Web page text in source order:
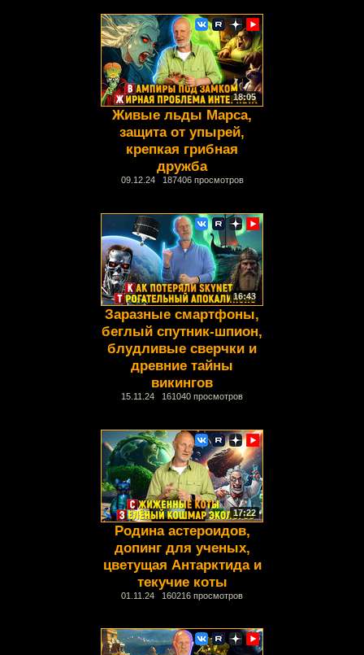
18:05
Живые льды Марса,
защита от упырей,
крепкая грибная
дружба
09.12.24 187406 просмотров
16:43
Заразные смартфоны,
беглый спутник-шпион,
блудливые сверчки и
древние тайны
викингов
15.11.24 161040 просмотров
17:22
Родина астероидов,
допинг для ученых,
цветущая Антарктида и
текучие коты
01.11.24 160216 просмотров